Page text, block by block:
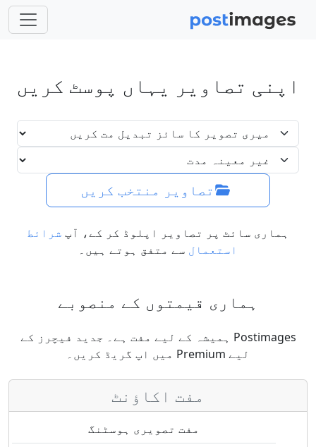
اپنی تصاویر یہاں پوسٹ کریں
تصاویر منتخب کریں
ہماری سائٹ پر تصاویر اپلوڈ کر کے، آپ شرائط
استعمال سے متفق ہوتے ہیں۔
ہماری قیمتوں کے منصوبے
Postimages ہمیشہ کے لیے مفت ہے۔ جدید فیچرز کے
لیے Premium میں اپ گریڈ کریں۔
مفت اکاؤنٹ
مفت تصویری ہوسٹنگ